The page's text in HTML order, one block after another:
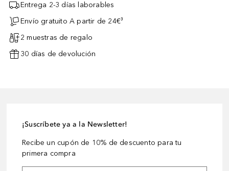
Entrega 2-3 días laborables
Envío gratuito A partir de 24€³
2 muestras de regalo
30 días de devolución
¡Suscríbete ya a la Newsletter!
Recibe un cupón de 10% de descuento para tu
primera compra